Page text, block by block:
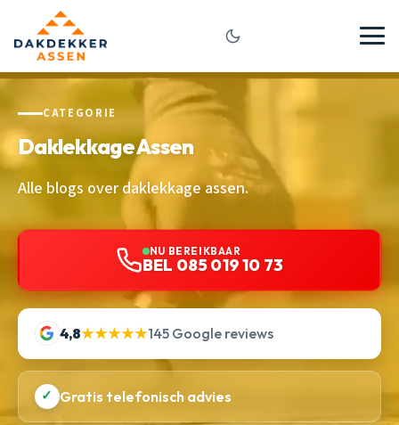
CATEGORIE
Daklekkage Assen
Alle blogs over daklekkage assen.
NU BEREIKBAAR
BEL 085 019 10 73
4,8★★★★★145 Google reviews
✓ Gratis telefonisch advies